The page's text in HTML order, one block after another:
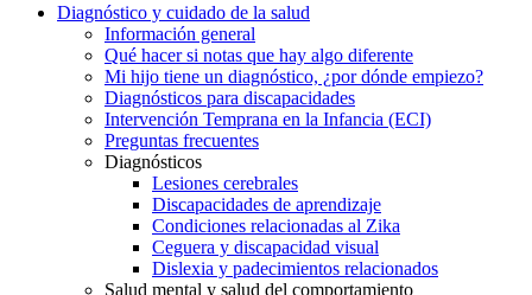
Diagnóstico y cuidado de la salud
Información general
Qué hacer si notas que hay algo diferente
Mi hijo tiene un diagnóstico, ¿por dónde empiezo?
Diagnósticos para discapacidades
Intervención Temprana en la Infancia (ECI)
Preguntas frecuentes
Diagnósticos
Lesiones cerebrales
Discapacidades de aprendizaje
Condiciones relacionadas al Zika
Ceguera y discapacidad visual
Dislexia y padecimientos relacionados
Salud mental y salud del comportamiento